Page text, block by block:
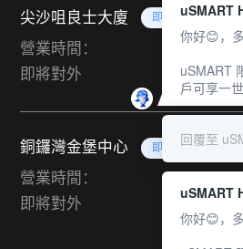
尖沙咀良士大廈 即將對外
營業時間：
即將對外
銅鑼灣金堡中心 即將對外
營業時間：
即將對外
uSMART
你好😊，
uSMART
戶可享一
回覆至
uSMART
你好😊，